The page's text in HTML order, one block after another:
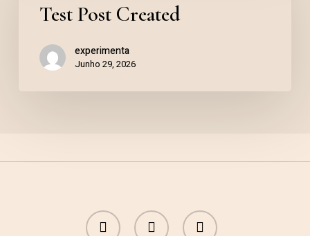
Test Post Created
experimenta
Junho 29, 2026
facebook instagram whatsapp